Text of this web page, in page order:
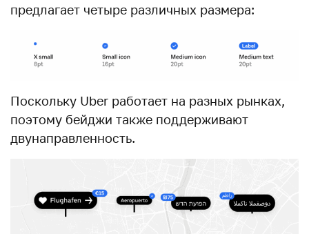
предлагает четыре различных размера:
Поскольку Uber работает на разных рынках,
поэтому бейджи также поддерживают
двунаправленность.